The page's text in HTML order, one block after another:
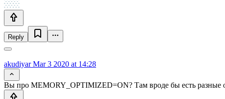
Reply
akudiyarMar 3 2020 at 14:28
Вы про MEMORY_OPTIMIZED=ON? Там вроде бы есть разные